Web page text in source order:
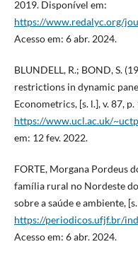
2019. Disponível em:
https://www.redalyc.org/
Acesso em: 6 abr. 2024.
BLUNDELL, R.; BOND, S.
restrictions in dynamic
Econometrics, [s. l.], v. 87,
https://www.ucl.ac.uk/
em: 12 fev. 2022.
FORTE, Morgana Pordeus
família rural no Nordeste
sobre a saúde e ambiente,
https://periodicos.ufjf.br/
Acesso em: 6 abr. 2024.